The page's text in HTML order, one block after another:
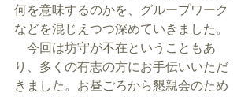
何を意味するのかを、グループワーク
などを混じえつつ深めていきました。
今回は坊守が不在ということもあ
り、多くの有志の方にお手伝いいただ
きました。お昼ごろから懇親会のため